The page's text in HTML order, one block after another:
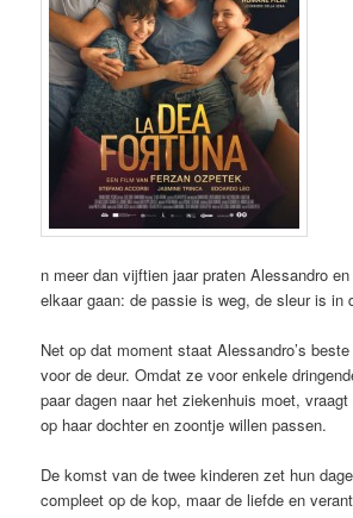
n meer dan vijftien jaar praten Alessandro
elkaar gaan: de passie is weg, de sleur is in
Net op dat moment staat Alessandro’s
voor de deur. Omdat ze voor enkele
paar dagen naar het ziekenhuis moet,
op haar dochter en zoontje willen passen.
De komst van de twee kinderen zet hun
compleet op de kop, maar de liefde en